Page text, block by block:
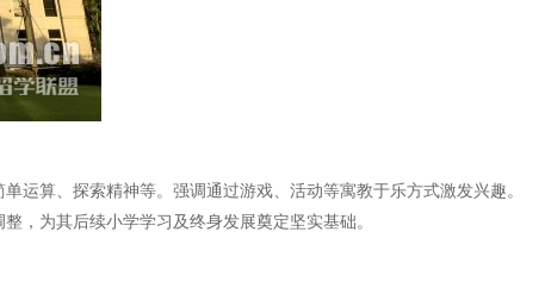
运算、探索精神等。强调通过游戏、活动等寓教于乐方式激发兴趣。
，为其后续小学学习及终身发展奠定坚实基础。